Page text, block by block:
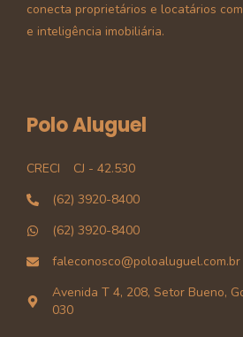
conecta proprietários e locatários
e inteligência imobiliária.
Polo Aluguel
CRECI
CJ - 42.530
(62) 3920-8400
(62) 3920-8400
faleconosco@poloaluguel.com.br
Avenida T 4, 208, Setor Bueno,
030